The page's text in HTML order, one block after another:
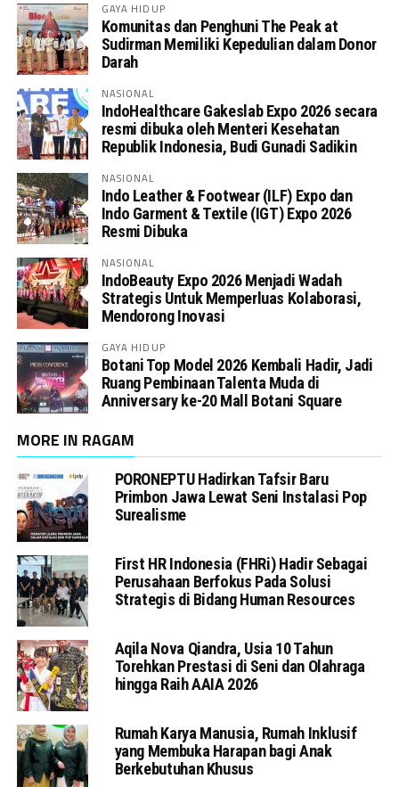
GAYA HIDUP
Komunitas dan Penghuni The Peak at
Sudirman Memiliki Kepedulian dalam Donor
Darah
NASIONAL
IndoHealthcare Gakeslab Expo 2026 secara
resmi dibuka oleh Menteri Kesehatan
Republik Indonesia, Budi Gunadi Sadikin
NASIONAL
Indo Leather & Footwear (ILF) Expo dan
Indo Garment & Textile (IGT) Expo 2026
Resmi Dibuka
NASIONAL
IndoBeauty Expo 2026 Menjadi Wadah
Strategis Untuk Memperluas Kolaborasi,
Mendorong Inovasi
GAYA HIDUP
Botani Top Model 2026 Kembali Hadir, Jadi
Ruang Pembinaan Talenta Muda di
Anniversary ke-20 Mall Botani Square
MORE IN RAGAM
PORONEPTU Hadirkan Tafsir Baru
Primbon Jawa Lewat Seni Instalasi Pop
Surealisme
First HR Indonesia (FHRi) Hadir Sebagai
Perusahaan Berfokus Pada Solusi
Strategis di Bidang Human Resources
Aqila Nova Qiandra, Usia 10 Tahun
Torehkan Prestasi di Seni dan Olahraga
hingga Raih AAIA 2026
Rumah Karya Manusia, Rumah Inklusif
yang Membuka Harapan bagi Anak
Berkebutuhan Khusus